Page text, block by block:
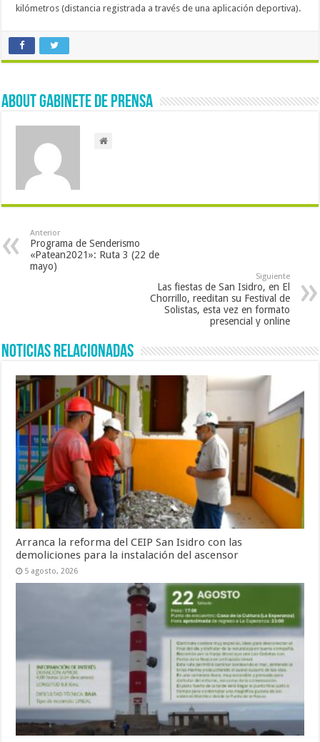
kilómetros (distancia registrada a través de una aplicación deportiva).
About Gabinete de Prensa
Anterior
Programa de Senderismo
«Patean2021»: Ruta 3 (22 de
mayo)
Siguiente
Las fiestas de San Isidro, en El
Chorrillo, reeditan su Festival de
Solistas, esta vez en formato
presencial y online
Noticias Relacionadas
Arranca la reforma del CEIP San Isidro con las
demoliciones para la instalación del ascensor
5 agosto, 2026